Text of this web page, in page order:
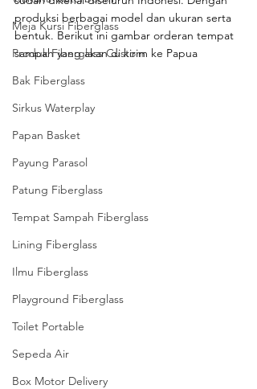
Meja Kursi Fiberglass
Produk Fiberglass Custom
Bak Fiberglass
Sirkus Waterplay
Papan Basket
Payung Parasol
Patung Fiberglass
Tempat Sampah Fiberglass
Lining Fiberglass
Ilmu Fiberglass
Playground Fiberglass
Toilet Portable
Sepeda Air
Box Motor Delivery
produksi berbagai model dan ukuran serta
bentuk. Berikut ini gambar orderan tempat
sampah yang akan di kirim ke Papua